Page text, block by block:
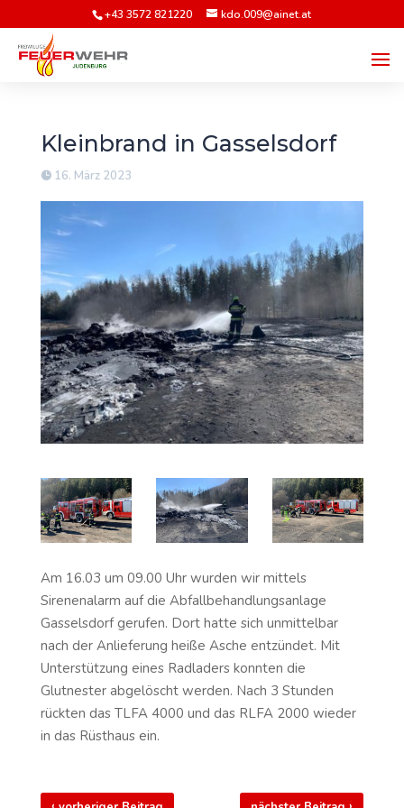
+43 3572 821220 kdo.009@ainet.at
Kleinbrand in Gasselsdorf
16. März 2023
Am 16.03 um 09.00 Uhr wurden wir mittels
Sirenenalarm auf die Abfallbehandlungsanlage
Gasselsdorf gerufen. Dort hatte sich unmittelbar
nach der Anlieferung heiße Asche entzündet. Mit
Unterstützung eines Radladers konnten die
Glutnester abgelöscht werden. Nach 3 Stunden
rückten das TLFA 4000 und das RLFA 2000 wieder
in das Rüsthaus ein.